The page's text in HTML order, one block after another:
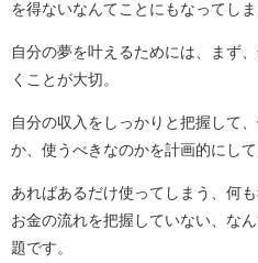
を得ないなんてことにもなってしま
自分の夢を叶えるためには、まず
くことが大切。
自分の収入をしっかりと把握して
か、使うべきなのかを計画的にし
あればあるだけ使ってしまう、何
お金の流れを把握していない、な
題です。